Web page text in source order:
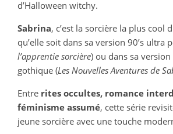
d’Halloween witchy.
Sabrina, c’est la sorcière la plus cool
qu’elle soit dans sa version 90’s ultra
l’apprentie sorcière) ou dans sa
gothique (Les Nouvelles Aventures de
Entre rites occultes, romance
féminisme assumé, cette série
jeune sorcière avec une touche